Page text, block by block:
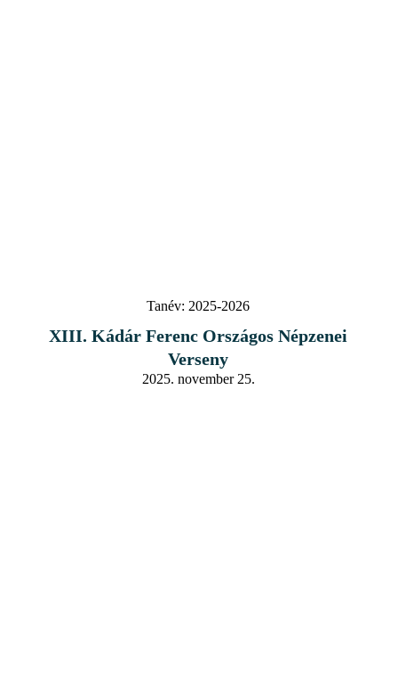
Tanév: 2025-2026
XIII. Kádár Ferenc Országos Népzenei
Verseny
2025. november 25.